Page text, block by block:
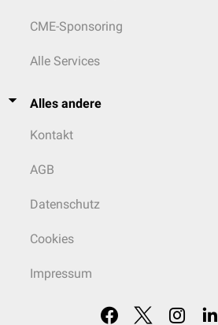
CME-Sponsoring
Alle Services
Alles andere
Kontakt
AGB
Datenschutz
Cookies
Impressum